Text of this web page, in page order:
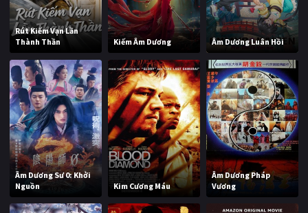
Rút Kiếm Vạn Lần
Thành Thần
Kiếm Âm Dương Âm Dương Luân Hồi
Âm Dương Sư 0: Khởi
Nguồn
Kim Cương Máu
Âm Dương Pháp
Vương